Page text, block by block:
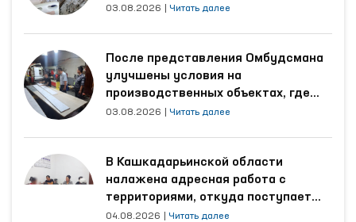
области
03.08.2026 Читать далее
После представления Омбудсмана
улучшены условия на
производственных объектах, где
трудятся осуждённые
03.08.2026 Читать далее
В Кашкадарьинской области
налажена адресная работа с
территориями, откуда поступает
наибольшее количество обращений
04.08.2026 Читать далее